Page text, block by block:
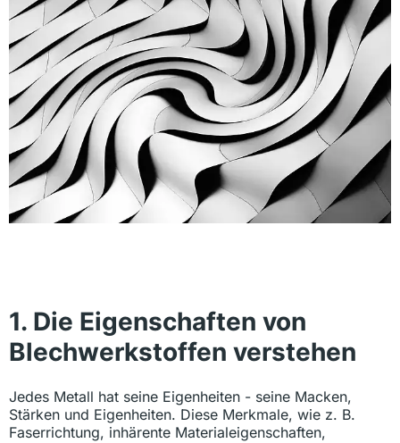
1. Die Eigenschaften von
Blechwerkstoffen verstehen
Jedes Metall hat seine Eigenheiten - seine Macken,
Stärken und Eigenheiten. Diese Merkmale, wie z. B.
Faserrichtung, inhärente Materialeigenschaften,